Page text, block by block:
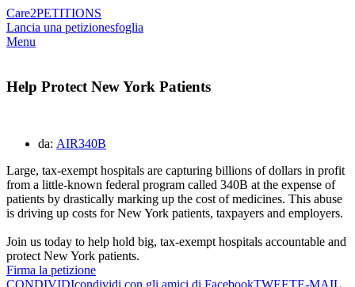
Care2PETITIONS
Lancia una petizionesfoglia
Menu
Help Protect New York Patients
da: AIR340B
Large, tax-exempt hospitals are capturing billions of dollars in profit
from a little-known federal program called 340B at the expense of
patients by drastically marking up the cost of medicines. This abuse
is driving up costs for New York patients, taxpayers and employers.
Join us today to help hold big, tax-exempt hospitals accountable and
protectNew York patients.
Firma la petizione